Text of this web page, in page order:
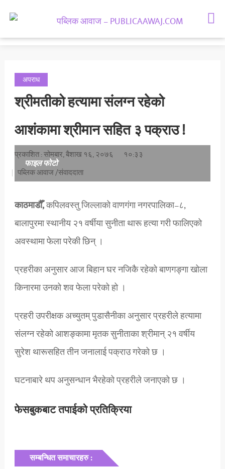
समाचार
राजनीती
समाज
अर्थतन्त्र
राशिफल
अपराध
श्रीमतीको हत्यामा संलग्न रहेको
आशंकामा श्रीमान सहित ३ पक्राउ !
प्रकाशित : सोमबार, बैशाख १६, २०७६
१०:३३
पब्लिक आवाज /संवाददाता
फाइल फोटो
काठमाडौँ,कपिलवस्तु जिल्लाको वाणगंगा नगरपालिका–८,
बालापुरमा स्थानीय २१ वर्षीया सुनीता थारू हत्या गरी फालिएको
अवस्थामा फेला परेकी छिन् ।
प्रहरीका अनुसार आज बिहान घर नजिकै रहेको बाणगङ्गा खोला
किनारमा उनको शव फेला परेको हो ।
प्रहरी उपरीक्षक अच्युतम् पुडासैनीका अनुसार प्रहरीले हत्यामा
संलग्न रहेको आशङ्कामा मृतक सुनीताका श्रीमान् २१ वर्षीय
सुरेश थारूसहित तीन जनालाई पक्राउ गरेको छ ।
घटनाबारे थप अनुसन्धान भैरहेको प्रहरीले जनाएको छ ।
फेसबुकबाट तपाईको प्रतिक्रिया
सम्बन्धित समाचारहरु :